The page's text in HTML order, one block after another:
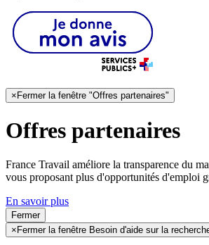
×Fermer la fenêtre "Offres partenaires"
Offres partenaires
France Travail améliore la transparence du
vous proposant plus d'opportunités d'emploi
En savoir plus
Fermer
× Fermer la fenêtre Besoin d'aide sur la